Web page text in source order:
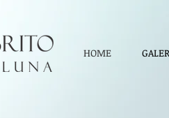
HOME